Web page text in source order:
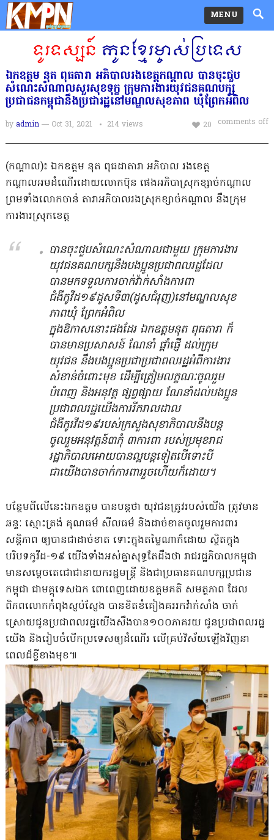
MENU
ឯកឧត្តម នុត​ ពុធតារា អភិបាលរងខេត្តកណ្ដាល បានចុះជួប
សំណេះសំណាលសួរសុខទុក្ខ ក្រុមការងារយុវជនគណបក្ស
ប្រជាជនកម្ពុជា​នឹងប្រជារដ្ឋនៅមណ្ឌលសុខភាព ឃុំព្រែកអំពិល
by admin — Oct 31, 2021 214 views comments off
20
(កណ្តាល)៖ ឯកឧត្តម នុត​ ពុធដាតារា​ អ​ភិបាល រងខេត្ត
កណ្ដាលអមដំណេីរដោយលោកប៊ុន​ ផេងអភិបាស្រុកខ្សាច់កណ្ដាល
ព្រមទាំងលោកចាន់​ តារាអភិបាលរងស្រុកខ្សាច់កណ្ដាល នឹងក្រុម
ការងារស្រុកខេត្ត
បានចុះជួបសំណេះសំណាលជាមួយ ក្រុមការងារ
យុវជនគណបក្សនឹងបងប្អូនប្រជាពលរដ្ឋដែល
បានមកទទួលការចាក់វ៉ាក់សាំងការពា
ជំងឺកូវីដ១៩​ដូសទី៣​(ដូសជំរុញ)នៅមណ្ឌលសុខ
ភាពឃុំ ព្រែកអំពិល​
ក្នុងឱកាសនោះផងដែរ​ ឯកឧត្តមនុត​ ពុធតារា​ ក៏
បានមានប្រសាសន៍ ណែនាំ ផ្តាំផ្ញើ ដល់ក្រុម
យុវជន នឹងបងប្អូនប្រជាប្រជាពលរដ្ឋអំពីការងារ
សំខាន់ចំពោះមុខ ដើម្បីត្រៀមលក្ខណៈចូលរួម
បំពេញ និងអនុវត្ត ផ្សព្វផ្សាយ ណែនាំដល់បងប្អូន
ប្រជាពលរដ្ឋយេីងការរីករាលដាល
ជំងឺកូរវីដ១៩របស់ក្រសួងសុខាភិបាលនឹងបន្ត
ចូលរួមអនុវត្តន៍៣កុំ​ ៣ការពា​ របស់ប្រមុខរាជ
រដ្ឋាភិបាលអោយបានល្អបន្តទៀត​បេីទោះបី
ជាយេីងបានចាក់ការពាររួចហេីយក៏ដោយ។
បន្ថែមពីលើនេះឯកឧត្តម បានបន្តថា យុវជនត្រូវរបស់យើង ត្រូវមាន
ឆន្ទៈ ស្មោះត្រង់ គុណធម៌ សីលធម៌ និងដាច់ខាតចូលរួមការពារ
សន្តិភាព ឲ្យបានជាដាច់ខាត ទោះក្នុងតម្លៃណាក៏ដោយ ស្ថិតក្នុង
បរិបទកូវីដ-១៩ យើងទាំងអស់គ្នាសុទ្ធតែដឹងថា រាជរដ្ឋភិបាលកម្ពុជា
មានសម្តេចតេជោជានាយករដ្ឋមន្ត្រី និងជាប្រធានគណបក្សប្រជាន
កម្ពុជា ជាមគ្គុទេសឯក ពោពេញដោយឧត្តមគតិ សមត្ថភាព ដែល
ពិភពលោកកំពុងស្ញប់ស្ញែង បានខិតខំគៀងគររកវ៉ាក់សាំង ចាក់
ស្រោយជូនប្រជាពលរដ្ឋយើងសឹងបាន១០០ភាគរយ ជូនប្រជាពលរដ្ឋ
យើង និងរៀបចំបើកប្រទេសឲ្យដំណើរ លើគ្រប់វិស័យឡើងវិញនា
ពេលដ៏ខ្លីខាងមុខ៕